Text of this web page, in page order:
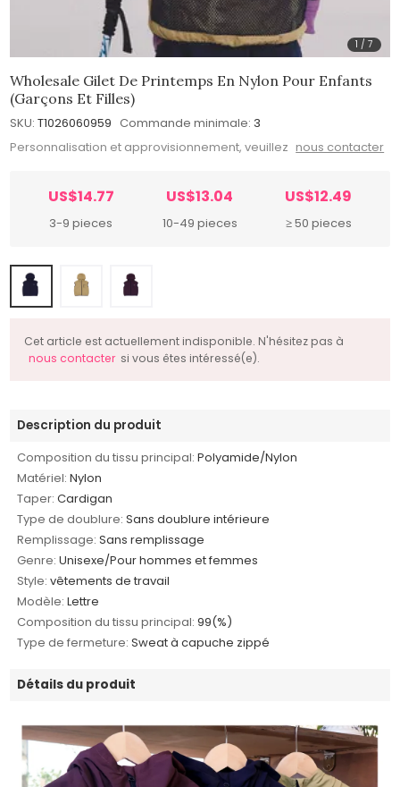
1 /7
Wholesale Gilet De Printemps En Nylon Pour Enfants
(garçons Et Filles)
SKU: T1026060959 Commande minimale: 3
Personnalisation et approvisionnement, veuillez nous contacter
US$14.77
3-9 pieces
US$13.04
10-49 pieces
US$12.49
≥ 50 pieces
Cet article est actuellement indisponible. N'hésitez pas à
nous contacter si vous êtes intéressé(e).
Description du produit
Composition du tissu principal: Polyamide/Nylon
Matériel: Nylon
Taper: Cardigan
Type de doublure: Sans doublure intérieure
Remplissage: Sans remplissage
Genre: Unisexe/Pour hommes et femmes
Style: vêtements de travail
Modèle: Lettre
Composition du tissu principal: 99(%)
Type de fermeture: Sweat à capuche zippé
Détails du produit